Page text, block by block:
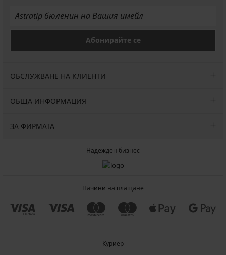
Абонирайте се
ОБСЛУЖВАНЕ НА КЛИЕНТИ
ОБЩА ИНФОРМАЦИЯ
ЗА ФИРМАТА
Надежден бизнес
Начини на плащане
Куриер